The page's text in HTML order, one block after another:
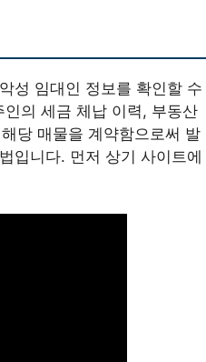
성 임대인 정보를 확인할 수
의 세금 체납 이력, 부동산
당 매물을 계약함으로써 발
입니다. 먼저 상기 사이트에